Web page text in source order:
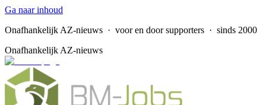
Ga naar inhoud
Onafhankelijk AZ-nieuws · voor en door supporters · sinds 2000
Onafhankelijk AZ-nieuws